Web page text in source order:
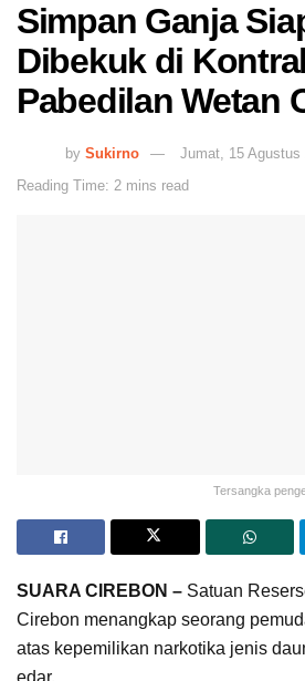
Simpan Ganja
Dibekuk di
Pabedilan Wetan
by Sukirno
Jumat, 15 Agustus
Reading Time: 2 mins read
Tersangka
SUARA CIREBON – Satuan
Cirebon menangkap seorang
atas kepemilikan narkotika jenis